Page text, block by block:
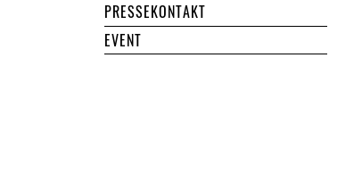
PRESSEKONTAKT
EVENT